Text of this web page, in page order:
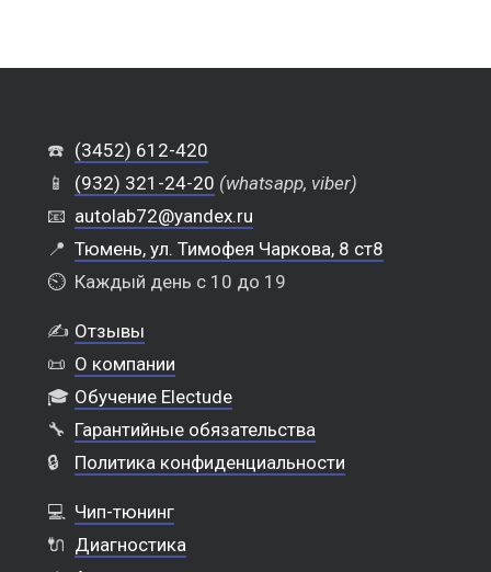
☎️ (3452) 612-420
📱
(932) 321-24-20 (whatsapp, viber)
📧 autolab72@yandex.ru
📍 Тюмень, ул. Тимофея Чаркова, 8 ст8
⏲️ Каждый день с 10 до 19
✍️ Отзывы
📜 О компании
🎓 Обучение Electude
🔧 Гарантийные обязательства
🔒
Политика конфиденциальности
💻 Чип-тюнинг
🔌 Диагностика